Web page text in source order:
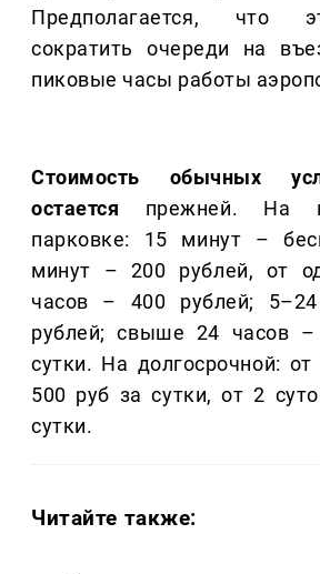
Предполагается, что
сократить очереди на
пиковые часы работы
Стоимость обычных
остается прежней. На
парковке: 15 минут –
минут – 200 рублей, от
часов – 400 рублей;
рублей; свыше 24 часов
сутки. На долгосрочной:
500 руб за сутки, от 2
сутки.
Читайте также: